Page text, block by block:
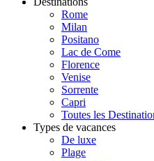
Rome
Milan
Positano
Lac de Come
Florence
Venise
Sorrente
Capri
Toutes les
Types de vacances
De luxe
Plage